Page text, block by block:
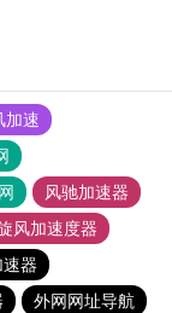
加速
风驰加速器
风加速度器
器
外网网址导航